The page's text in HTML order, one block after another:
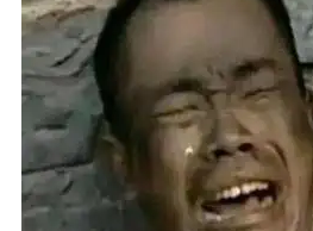
我的钱包 道具